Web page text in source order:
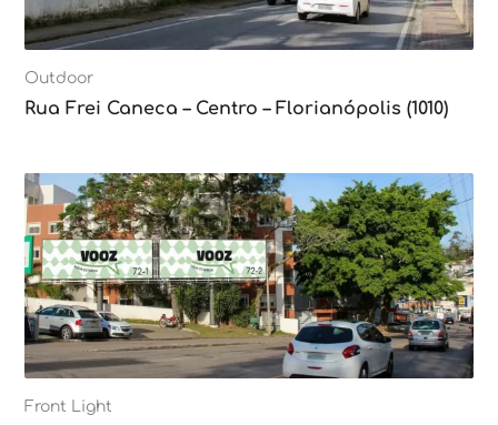
Outdoor
Rua Frei Caneca – Centro – Florianópolis (1010)
Front Light